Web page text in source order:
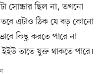
সোচ্চার ছিল না, তখনো
এটাও ঠিক যে বড় কোনো
কিছু করতে পারে না।
তাতে যুক্ত থাকতে পারে।